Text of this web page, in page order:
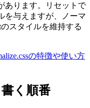
あります。リセットで
を与えますが、ノーマ
スタイルを維持する
の特徴や使い方
く順番